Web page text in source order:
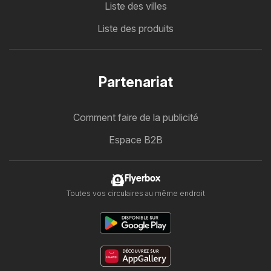
Liste des villes
Liste des produits
Partenariat
Comment faire de la publicité
Espace B2B
Flyerbox
Toutes vos circulaires au même endroit